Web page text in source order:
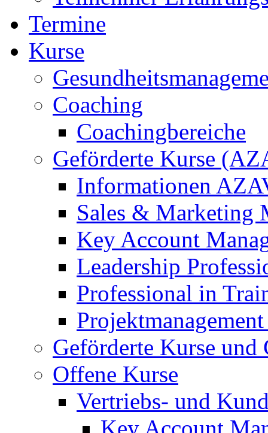
Termine
Kurse
Coaching
Coachingbereiche
Geförderte Kurse
Informationen
Sales & Marketing
Key Account
Leadership
Professional in
Geförderte Kurse
Offene Kurse
Vertriebs- und